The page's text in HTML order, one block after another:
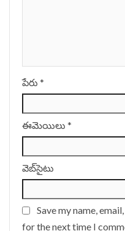
పేరు *
ఈమెయిలు *
వెబ్‌సైటు
Save my name,
for the next time I